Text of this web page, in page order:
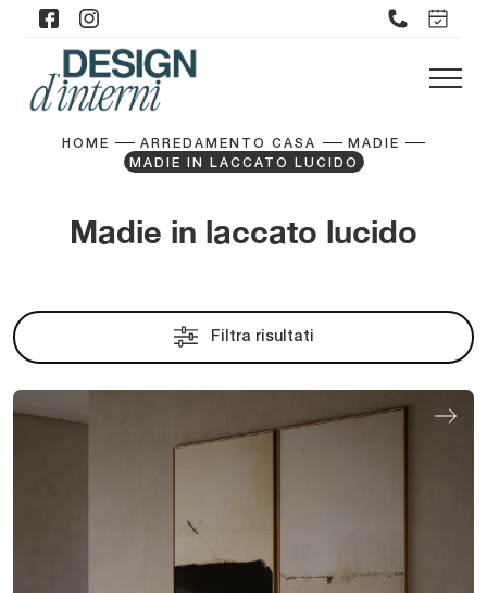
HOME ARREDAMENTO CASA
MADIE
MADIE IN LACCATO LUCIDO
Madie in laccato lucido
Filtra risultati